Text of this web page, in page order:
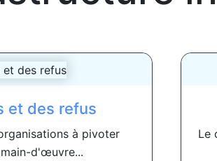
et des refus
à pivoter
d'œuvre...
Le